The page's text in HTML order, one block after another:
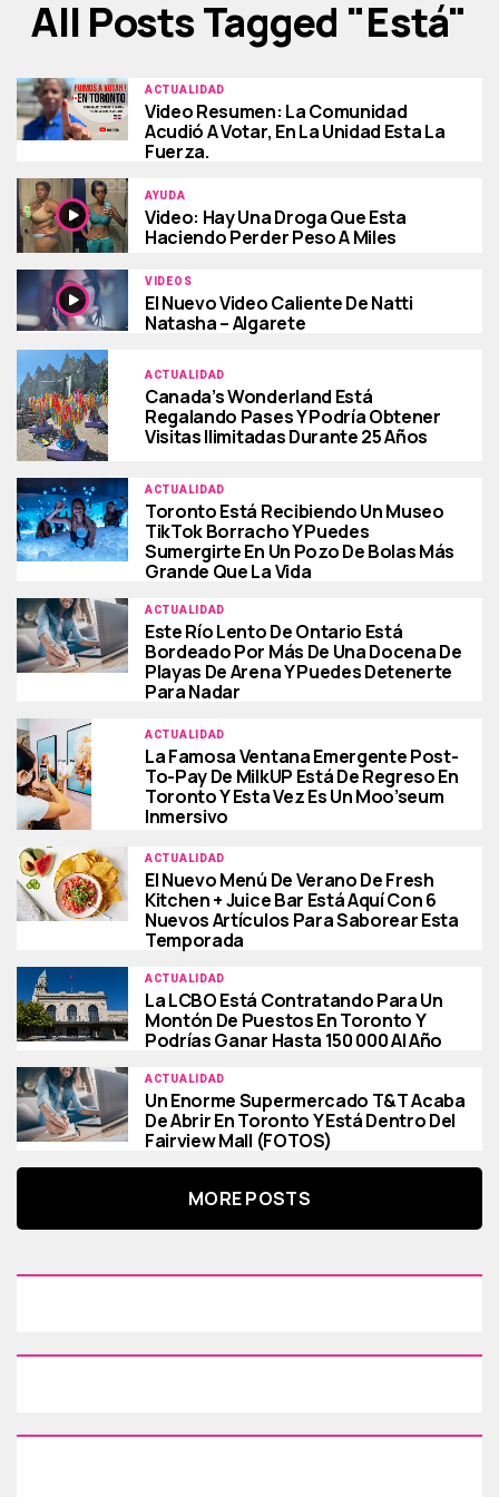
All Posts Tagged "está"
ACTUALIDAD
Video Resumen: La Comunidad
Acudió A Votar, En La Unidad Esta La
Fuerza.
AYUDA
Video: Hay Una Droga Que Esta
Haciendo Perder Peso A Miles
VIDEOS
El Nuevo Video Caliente De Natti
Natasha – Algarete
ACTUALIDAD
Canada’s Wonderland Está
Regalando Pases Y Podría Obtener
Visitas Ilimitadas Durante 25 Años
ACTUALIDAD
Toronto Está Recibiendo Un Museo
TikTok Borracho Y Puedes
Sumergirte En Un Pozo De Bolas Más
Grande Que La Vida
ACTUALIDAD
Este Río Lento De Ontario Está
Bordeado Por Más De Una Docena De
Playas De Arena Y Puedes Detenerte
Para Nadar
ACTUALIDAD
La Famosa Ventana Emergente Post-
To-Pay De MilkUP Está De Regreso En
Toronto Y Esta Vez Es Un Moo’seum
Inmersivo
ACTUALIDAD
El Nuevo Menú De Verano De Fresh
Kitchen + Juice Bar Está Aquí Con 6
Nuevos Artículos Para Saborear Esta
Temporada
ACTUALIDAD
La LCBO Está Contratando Para Un
Montón De Puestos En Toronto Y
Podrías Ganar Hasta 150 000 Al Año
ACTUALIDAD
Un Enorme Supermercado T&T Acaba
De Abrir En Toronto Y Está Dentro Del
Fairview Mall (FOTOS)
MORE POSTS